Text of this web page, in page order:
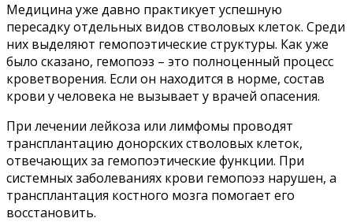
Медицина уже давно практикует успешную
пересадку отдельных видов стволовых клеток. Среди
них выделяют гемопоэтические структуры. Как уже
было сказано, гемопоэз – это полноценный процесс
кроветворения. Если он находится в норме, состав
крови у человека не вызывает у врачей опасения.
При лечении лейкоза или лимфомы проводят
трансплантацию донорских стволовых клеток,
отвечающих за гемопоэтические функции. При
системных заболеваниях крови гемопоэз нарушен, а
трансплантация костного мозга помогает его
восстановить.